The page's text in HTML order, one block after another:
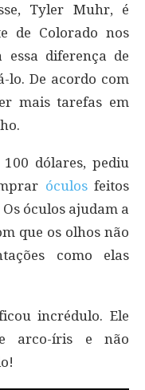
Tyler Muhr, é
de Colorado nos
essa diferença de
lo. De acordo com
mais tarefas em
dólares, pediu
óculosfeitos
óculos ajudam a
que os olhos não
como elas
incrédulo. Ele
arco-íris e não